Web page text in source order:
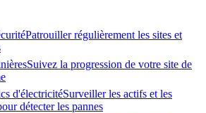
Patrouiller régulièrement les sites et
Suivez la progression de votre site de
d'électricitéSurveiller les actifs et les
détecter les pannes